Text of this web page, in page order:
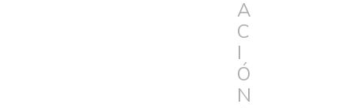
A
C
I
Ó
N